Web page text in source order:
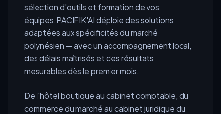
sélection d'outils et formation de vos
équipes.PACIFIK'AI déploie des solutions
adaptées aux spécificités du marché
polynésien — avec un accompagnement local,
des délais maîtrisés et des résultats
mesurables dès le premier mois.
De l'hôtel boutique au cabinet comptable, du
commerce du marché au cabinet juridique du